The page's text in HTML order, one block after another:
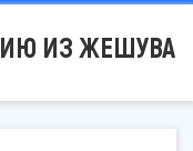
ИЗ ЖЕШУВА